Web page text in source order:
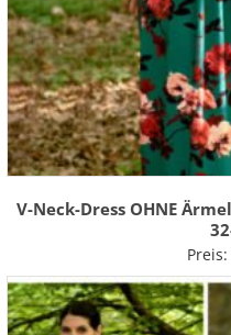
V-Neck-Dress OHNE
Preis: